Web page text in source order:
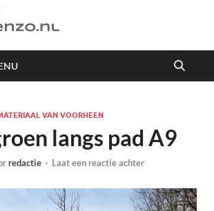
zo
VAN VOORHEEN
langs pad A9
redactie - Laat een reactie achter